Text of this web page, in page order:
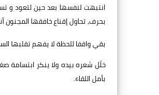
انتبهت لنفسها بعد حين لتعود و
بحرف، تحاول إقناع خافقها
بقي واقفا للحظة لا يفهم تقلبها
خلّل شعره بيده ولا ينكر ابتسامة
بأمل اللقاء.